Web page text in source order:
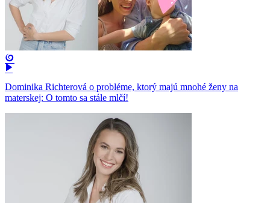
Dominika Richterová o probléme, ktorý majú mnohé ženy na
materskej: O tomto sa stále mlčí!